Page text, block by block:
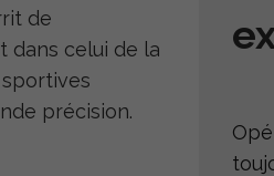
de
dans celui de la
précision.